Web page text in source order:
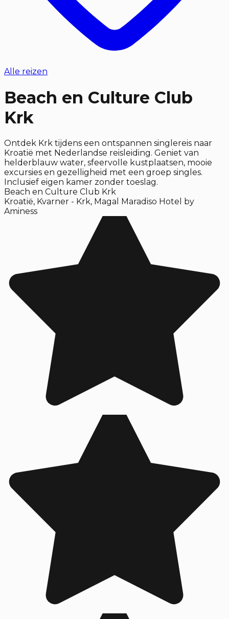
Alle reizen
Beach en Culture Club
Krk
Ontdek Krk tijdens een ontspannen singlereis naar
Kroatië met Nederlandse reisleiding. Geniet van
helderblauw water, sfeervolle kustplaatsen, mooie
excursies en gezelligheid met een groep singles.
Inclusief eigen kamer zonder toeslag.
Beach en Culture Club Krk
Kroatië, Kvarner - Krk, Magal Maradiso Hotel by
Aminess